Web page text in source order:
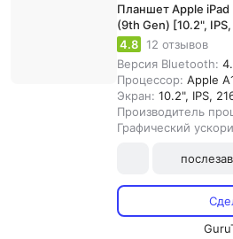
Планшет Apple iPad
(9th Gen) [10.2",
4.8 12 отзывов
Версия Bluetooth:
Процессор: Apple
Экран: 10.2", IPS,
Производитель
Графический